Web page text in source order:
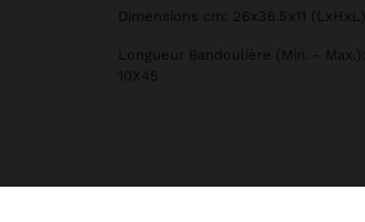
Dimensions cm: 26x36.5x11 (LxHxL)
Longueur Bandoulière (Min. - Max.):
10X45